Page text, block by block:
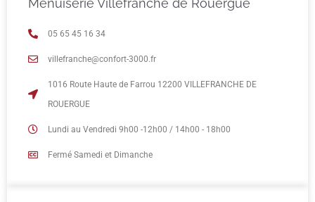
Menuiserie Villefranche de Rouergue
05 65 45 16 34
villefranche@confort-3000.fr
1016 Route Haute de Farrou 12200 VILLEFRANCHE DE
ROUERGUE
Lundi au Vendredi 9h00 -12h00 / 14h00 - 18h00
Fermé Samedi et Dimanche